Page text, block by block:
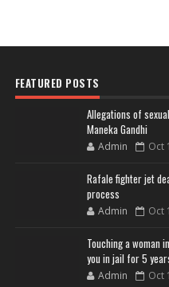
FEATURED POSTS
Allegations of
Maneka Gandhi
Admin Oct
Rafale fighter jet
process
Admin Oct
Touching a woman
you in jail for 5
Admin Oct